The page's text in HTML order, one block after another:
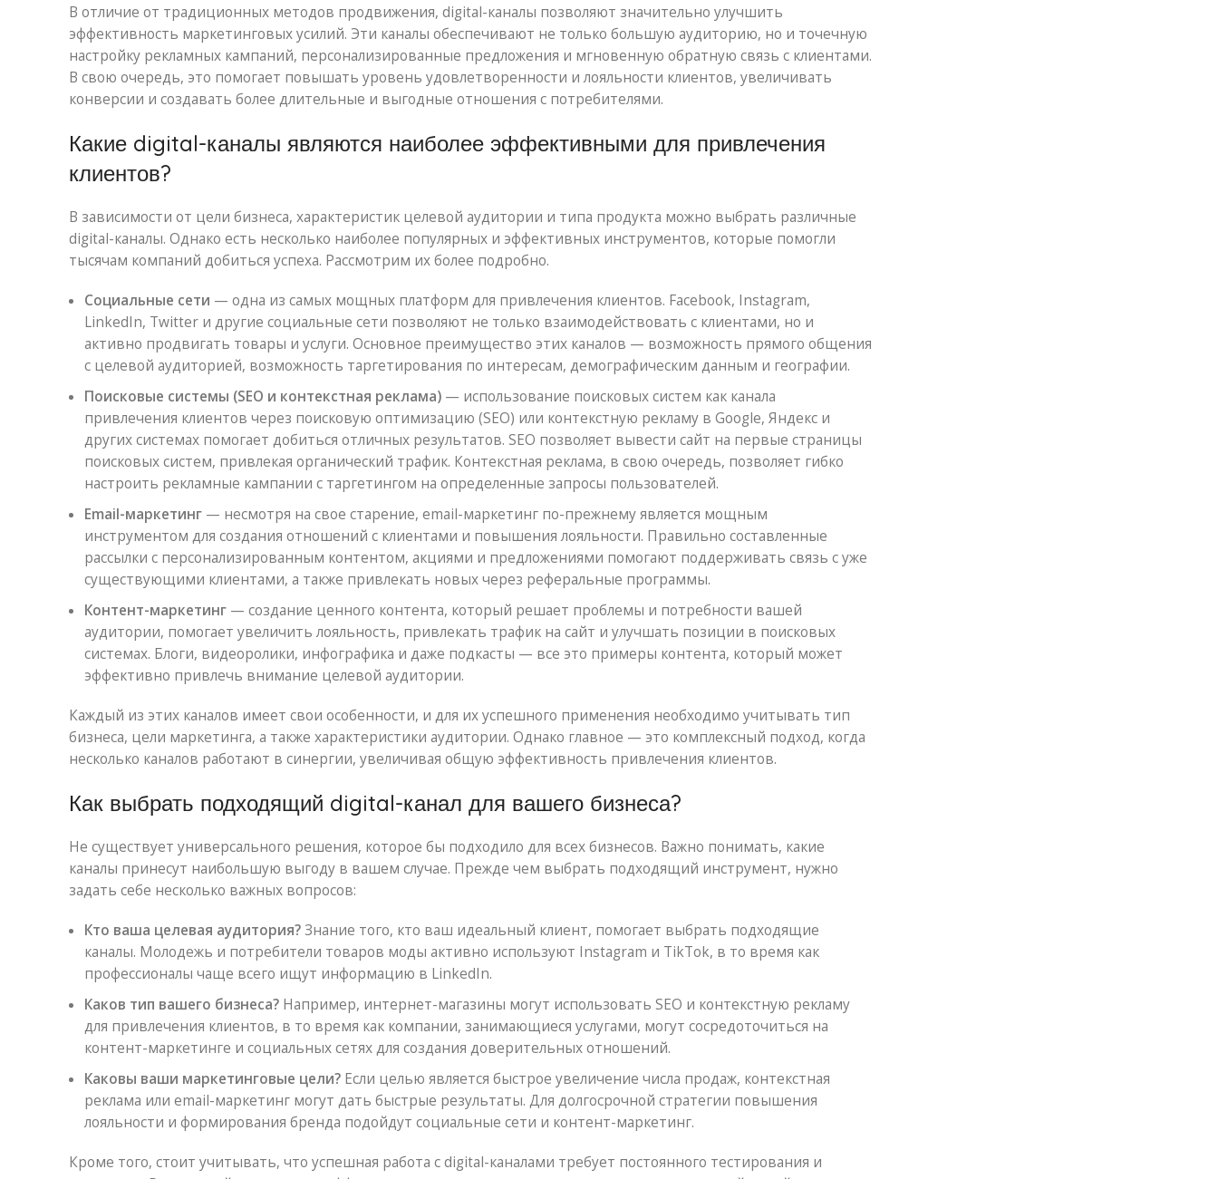
В отличие от традиционных методов продвижения, digital-каналы позволяют значительно улучшить
эффективность маркетинговых усилий. Эти каналы обеспечивают не только большую аудиторию, но и точечную
настройку рекламных кампаний, персонализированные предложения и мгновенную обратную связь с клиентами.
В свою очередь, это помогает повышать уровень удовлетворенности и лояльности клиентов, увеличивать
конверсии и создавать более длительные и выгодные отношения с потребителями.
Какие digital-каналы являются наиболее эффективными для привлечения
клиентов?
В зависимости от цели бизнеса, характеристик целевой аудитории и типа продукта можно выбрать различные
digital-каналы. Однако есть несколько наиболее популярных и эффективных инструментов, которые помогли
тысячам компаний добиться успеха. Рассмотрим их более подробно.
Социальные сети — одна из самых мощных платформ для привлечения клиентов. Facebook, Instagram,
LinkedIn, Twitter и другие социальные сети позволяют не только взаимодействовать с клиентами, но и
активно продвигать товары и услуги. Основное преимущество этих каналов — возможность прямого общения
с целевой аудиторией, возможность таргетирования по интересам, демографическим данным и географии.
Поисковые системы (SEO и контекстная реклама) — использование поисковых систем как канала
привлечения клиентов через поисковую оптимизацию (SEO) или контекстную рекламу в Google, Яндекс и
других системах помогает добиться отличных результатов. SEO позволяет вывести сайт на первые страницы
поисковых систем, привлекая органический трафик. Контекстная реклама, в свою очередь, позволяет гибко
настроить рекламные кампании с таргетингом на определенные запросы пользователей.
Email-маркетинг — несмотря на свое старение, email-маркетинг по-прежнему является мощным
инструментом для создания отношений с клиентами и повышения лояльности. Правильно составленные
рассылки с персонализированным контентом, акциями и предложениями помогают поддерживать связь с уже
существующими клиентами, а также привлекать новых через реферальные программы.
Контент-маркетинг — создание ценного контента, который решает проблемы и потребности вашей
аудитории, помогает увеличить лояльность, привлекать трафик на сайт и улучшать позиции в поисковых
системах. Блоги, видеоролики, инфографика и даже подкасты — все это примеры контента, который может
эффективно привлечь внимание целевой аудитории.
Каждый из этих каналов имеет свои особенности, и для их успешного применения необходимо учитывать тип
бизнеса, цели маркетинга, а также характеристики аудитории. Однако главное — это комплексный подход, когда
несколько каналов работают в синергии, увеличивая общую эффективность привлечения клиентов.
Как выбрать подходящий digital-канал для вашего бизнеса?
Не существует универсального решения, которое бы подходило для всех бизнесов. Важно понимать, какие
каналы принесут наибольшую выгоду в вашем случае. Прежде чем выбрать подходящий инструмент, нужно
задать себе несколько важных вопросов:
Кто ваша целевая аудитория?Знание того, кто ваш идеальный клиент, помогает выбрать подходящие
каналы. Молодежь и потребители товаров моды активно используют Instagram и TikTok, в то время как
профессионалы чаще всего ищут информацию в LinkedIn.
Каков тип вашего бизнеса? Например, интернет-магазины могут использовать SEO и контекстную рекламу
для привлечения клиентов, в то время как компании, занимающиеся услугами, могут сосредоточиться на
контент-маркетинге и социальных сетях для создания доверительных отношений.
Каковы ваши маркетинговые цели? Если целью является быстрое увеличение числа продаж, контекстная
реклама или email-маркетинг могут дать быстрые результаты. Для долгосрочной стратегии повышения
лояльности и формирования бренда подойдут социальные сети и контент-маркетинг.
Кроме того, стоит учитывать, что успешная работа с digital-каналами требует постоянного тестирования и